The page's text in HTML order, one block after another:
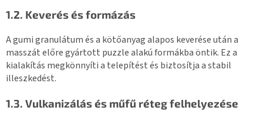
1.2. Keverés és formázás
A gumi granulátum és a kötőanyag alapos keverése után a
masszát előre gyártott puzzle alakú formákba öntik. Ez a
kialakítás megkönnyíti a telepítést és biztosítja a stabil
illeszkedést.
1.3. Vulkanizálás és műfű réteg felhelyezése